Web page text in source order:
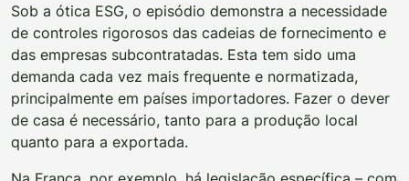
Sob a ótica ESG, o episódio demonstra a necessidade
de controles rigorosos das cadeias de fornecimento e
das empresas subcontratadas. Esta tem sido uma
demanda cada vez mais frequente e normatizada,
principalmente em países importadores. Fazer o dever
de casa é necessário, tanto para a produção local
quanto para a exportada.